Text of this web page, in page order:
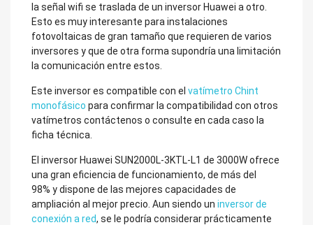
la señal wifi se traslada de un inversor Huawei a otro.
Esto es muy interesante para instalaciones
fotovoltaicas de gran tamaño que requieren de varios
inversores y que de otra forma supondría una limitación
la comunicación entre estos.
Este inversor es compatible con el vatímetro Chint
monofásico para confirmar la compatibilidad con otros
vatímetros contáctenos o consulte en cada caso la
ficha técnica.
El inversor Huawei SUN2000L-3KTL-L1 de 3000W ofrece
una gran eficiencia de funcionamiento, de más del
98% y dispone de las mejores capacidades de
ampliación al mejor precio. Aun siendo un inversor de
conexión a red, se le podría considerar prácticamente